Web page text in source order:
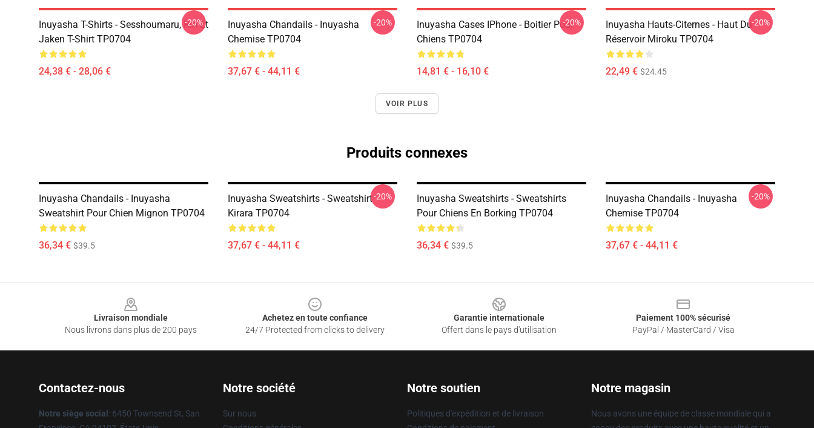
Inuyasha T-Shirts - Sesshoumaru, Rin Et
Jaken T-Shirt TP0704
24,38 € - 28,06 €
-20%
Inuyasha Chandails - Inuyasha
Chemise TP0704
37,67 € - 44,11 €
-20%
Inuyasha Cases IPhone - Boitier Pour
Chiens TP0704
14,81 € - 16,10 €
-20%
Inuyasha Hauts-Citernes - Haut Du
Réservoir Miroku TP0704
22,49 € $24.45
-20%
VOIR PLUS
Produits connexes
Inuyasha Chandails - Inuyasha
Sweatshirt Pour Chien Mignon TP0704
36,34 € $39.5
Inuyasha Sweatshirts - Sweatshirt
Kirara TP0704
37,67 € - 44,11 €
-20%
Inuyasha Sweatshirts - Sweatshirts
Pour Chiens En Borking TP0704
36,34 € $39.5
Inuyasha Chandails - Inuyasha
Chemise TP0704
37,67 € - 44,11 €
-20%
Livraison mondiale
Nous livrons dans plus de 200 pays
Achetez en toute confiance
24/7 Protected from clicks to delivery
Garantie internationale
Offert dans le pays d'utilisation
Paiement 100% sécurisé
PayPal / MasterCard / Visa
Contactez-nous
Notre siège social : 6450 Townsend St, San
Notre société
Sur nous
Notre soutien
Politiques d'expédition et de livraison
Notre magasin
Nous avons une équipe de classe mondiale qui a